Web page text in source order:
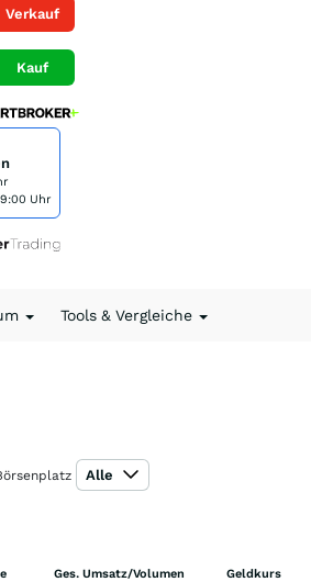
Verkauf
Kauf
Uhr
Tools & Vergleiche
Alle
Ges. Umsatz/Volumen Geldkurs